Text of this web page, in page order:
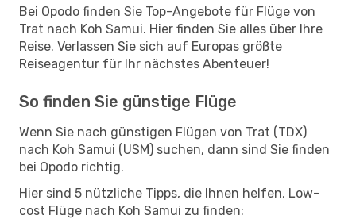
Bei Opodo finden Sie Top-Angebote für Flüge von
Trat nach Koh Samui. Hier finden Sie alles über Ihre
Reise. Verlassen Sie sich auf Europas größte
Reiseagentur für Ihr nächstes Abenteuer!
So finden Sie günstige Flüge
Wenn Sie nach günstigen Flügen von Trat (TDX)
nach Koh Samui (USM) suchen, dann sind Sie finden
bei Opodo richtig.
Hier sind 5 nützliche Tipps, die Ihnen helfen, Low-
cost Flüge nach Koh Samui zu finden: